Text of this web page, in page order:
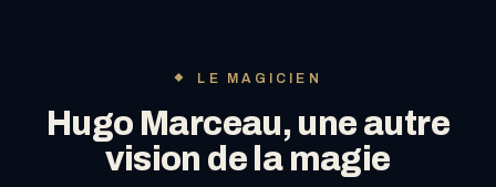
LE MAGICIEN
Hugo Marceau, une autre
vision de la magie